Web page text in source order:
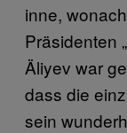
inne,
Präsidenten
Äliyev war
dass die
sein